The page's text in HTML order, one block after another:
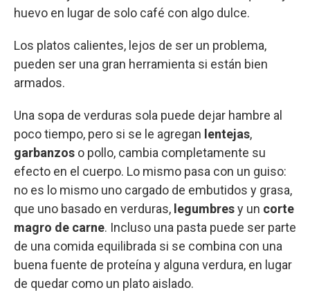
huevo en lugar de solo café con algo dulce.
Los platos calientes, lejos de ser un problema,
pueden ser una gran herramienta si están bien
armados.
Una sopa de verduras sola puede dejar hambre al
poco tiempo, pero si se le agregan lentejas,
garbanzos o pollo, cambia completamente su
efecto en el cuerpo. Lo mismo pasa con un guiso:
no es lo mismo uno cargado de embutidos y grasa,
que uno basado en verduras, legumbresy un corte
magro de carne. Incluso una pasta puede ser parte
de una comida equilibrada si se combina con una
buena fuente de proteína y alguna verdura, en lugar
de quedar como un plato aislado.